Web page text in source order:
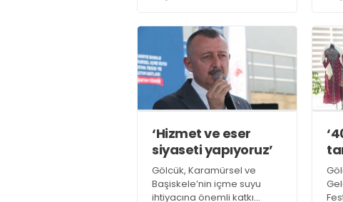
son durumunu
değerlendirdi
‘Hizmet ve eser
siyaseti yapıyoruz’
Gölcük, Karamürsel ve
Başiskele’nin içme suyu
ihtiyacına önemli katkı